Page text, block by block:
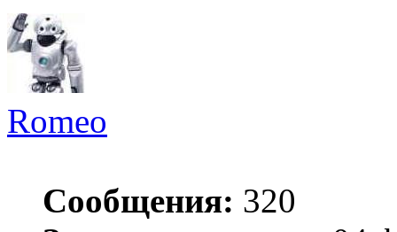
Romeo
Сообщения: 320